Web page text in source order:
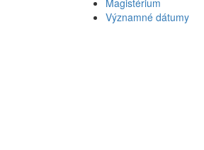
Magistérium
Významné dátumy